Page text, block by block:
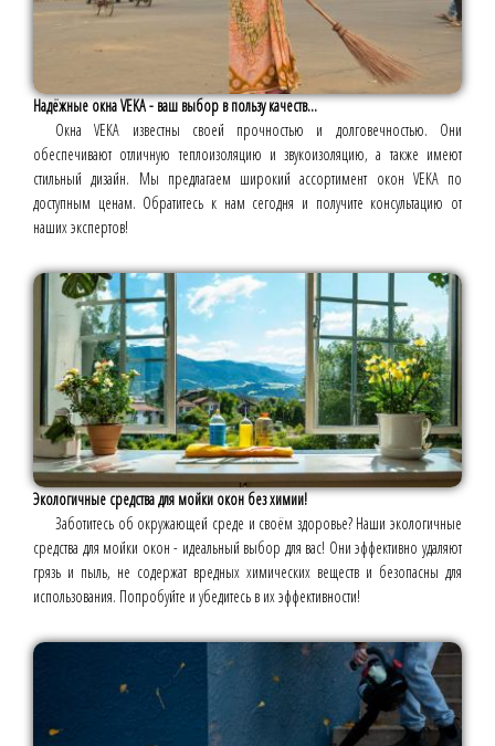
Надёжные окна VEKA - ваш выбор в пользу качеств...
Окна VEKA известны своей прочностью и долговечностью. Они
обеспечивают отличную теплоизоляцию и звукоизоляцию, а также имеют
стильный дизайн. Мы предлагаем широкий ассортимент окон VEKA по
доступным ценам. Обратитесь к нам сегодня и получите консультацию от
наших экспертов!
Экологичные средства для мойки окон без химии!
Заботитесь об окружающей среде и своём здоровье? Наши экологичные
средства для мойки окон - идеальный выбор для вас! Они эффективно удаляют
грязь и пыль, не содержат вредных химических веществ и безопасны для
использования. Попробуйте и убедитесь в их эффективности!